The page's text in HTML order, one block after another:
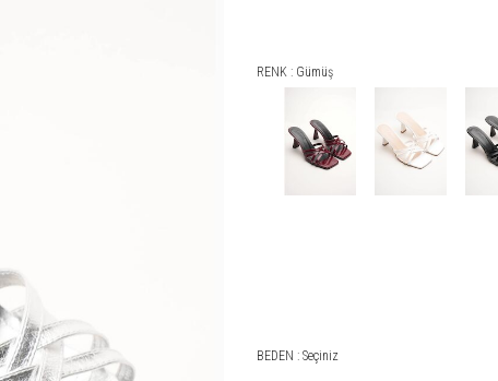
RENK : Gümüş
BEDEN : Seçiniz